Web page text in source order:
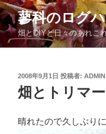
コ
ン
テ
ン
蓼科のログ
畑とDIYと日々のあれこ
投
稿
日:
2008年9月1日 投稿者: ADMIN
畑とトリマ
晴れたので久しぶり